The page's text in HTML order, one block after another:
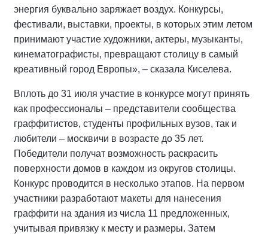
энергия буквально заряжает воздух. Конкурсы,
фестивали, выставки, проекты, в которых этим летом
принимают участие художники, актеры, музыканты,
кинематографисты, превращают столицу в самый
креативный город Европы», – сказала Киселева.
Вплоть до 31 июля участие в конкурсе могут принять
как профессионалы – представители сообщества
граффитистов, студенты профильных вузов, так и
любители – москвичи в возрасте до 35 лет.
Победители получат возможность раскрасить
поверхности домов в каждом из округов столицы.
Конкурс проводится в несколько этапов. На первом
участники разработают макеты для нанесения
граффити на здания из числа 11 предложенных,
учитывая привязку к месту и размеры. Затем